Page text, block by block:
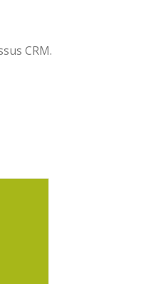
CRM.